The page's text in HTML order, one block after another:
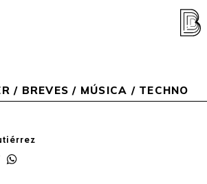
/ BREVES / MÚSICA / TECHNO
T